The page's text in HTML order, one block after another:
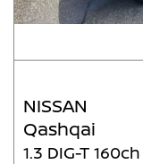
NISSAN
Qashqai
1.3 DIG-T